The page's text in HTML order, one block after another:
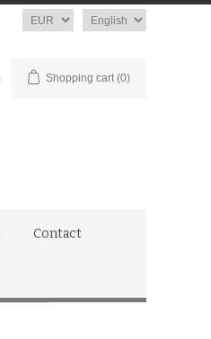
Language
Currency
Shopping cart (0)
Contact